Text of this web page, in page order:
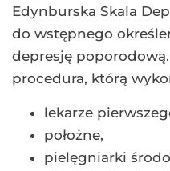
Edynburska Skala
do wstępnego
depresję
procedura, którą
lekarze
położne,
pielęgniarki